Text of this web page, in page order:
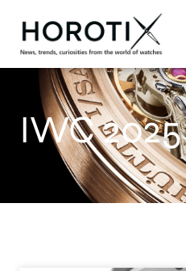
IWC 2025